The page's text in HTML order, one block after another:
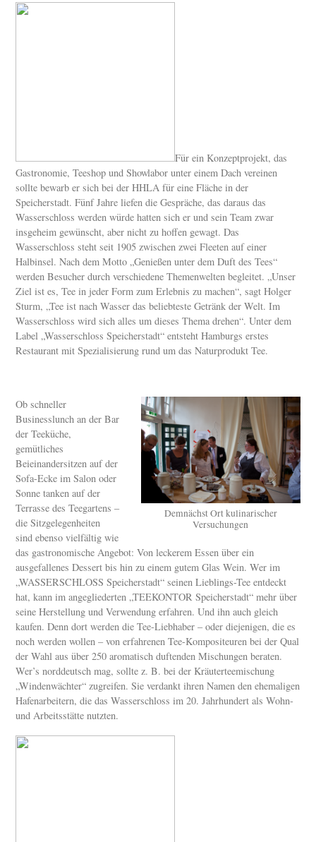
Für ein Konzeptprojekt, das
Gastronomie, Teeshop und Showlabor unter einem Dach vereinen
sollte bewarb er sich bei der HHLA für eine Fläche in der
Speicherstadt. Fünf Jahre liefen die Gespräche, das daraus das
Wasserschloss werden würde hatten sich er und sein Team zwar
insgeheim gewünscht, aber nicht zu hoffen gewagt. Das
Wasserschloss steht seit 1905 zwischen zwei Fleeten auf einer
Halbinsel. Nach dem Motto „Genießen unter dem Duft des Tees“
werden Besucher durch verschiedene Themenwelten begleitet. „Unser
Ziel ist es, Tee in jeder Form zum Erlebnis zu machen“, sagt Holger
Sturm, „Tee ist nach Wasser das beliebteste Getränk der Welt. Im
Wasserschloss wird sich alles um dieses Thema drehen“. Unter dem
Label „Wasserschloss Speicherstadt“ entsteht Hamburgs erstes
Restaurant mit Spezialisierung rund um das Naturprodukt Tee.
Demnächst Ort kulinarischer
Versuchungen
Ob schneller
Businesslunch an der Bar
der Teeküche,
gemütliches
Beieinandersitzen auf der
Sofa-Ecke im Salon oder
Sonne tanken auf der
Terrasse des Teegartens –
die Sitzgelegenheiten
sind ebenso vielfältig wie
das gastronomische Angebot: Von leckerem Essen über ein
ausgefallenes Dessert bis hin zu einem gutem Glas Wein. Wer im
„WASSERSCHLOSS Speicherstadt“ seinen Lieblings-Tee entdeckt
hat, kann im angegliederten „TEEKONTOR Speicherstadt“ mehr über
seine Herstellung und Verwendung erfahren. Und ihn auch gleich
kaufen. Denn dort werden die Tee-Liebhaber – oder diejenigen, die es
noch werden wollen – von erfahrenen Tee-Kompositeuren bei der Qual
der Wahl aus über 250 aromatisch duftenden Mischungen beraten.
Wer’s norddeutsch mag, sollte z. B. bei der Kräuterteemischung
„Windenwächter“ zugreifen. Sie verdankt ihren Namen den ehemaligen
Hafenarbeitern, die das Wasserschloss im 20. Jahrhundert als Wohn-
und Arbeitsstätte nutzten.